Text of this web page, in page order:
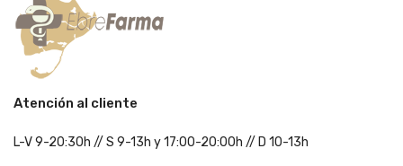
Atención al cliente
L-V 9-20:30h // S 9-13h y 17:00-20:00h // D 10-13h